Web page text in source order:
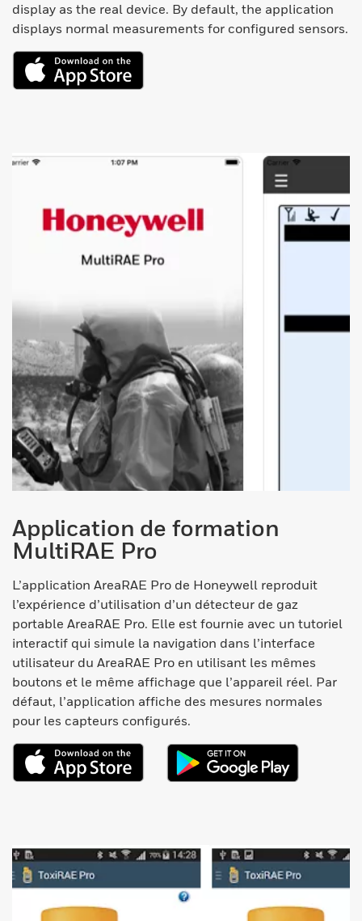
display as the real device. By default, the application
displays normal measurements for configured sensors.
Application de formation
MultiRAE Pro
L’application AreaRAE Pro de Honeywell reproduit
l’expérience d’utilisation d’un détecteur de gaz
portable AreaRAE Pro. Elle est fournie avec un tutoriel
interactif qui simule la navigation dans l’interface
utilisateur du AreaRAE Pro en utilisant les mêmes
boutons et le même affichage que l’appareil réel. Par
défaut, l’application affiche des mesures normales
pour les capteurs configurés.